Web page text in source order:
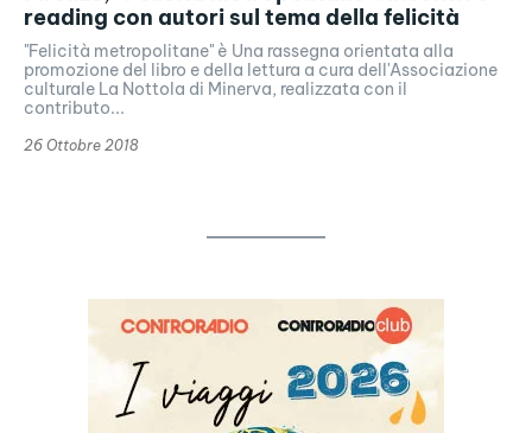
reading con autori sul tema della felicità
"Felicità metropolitane" è Una rassegna orientata alla
promozione del libro e della lettura a cura dell'Associazione
culturale La Nottola di Minerva, realizzata con il
contributo...
26 Ottobre 2018